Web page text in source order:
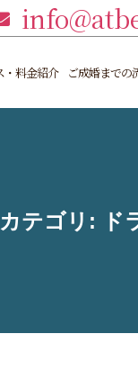
・料金紹介 ご成婚までの
カテゴリ: ド